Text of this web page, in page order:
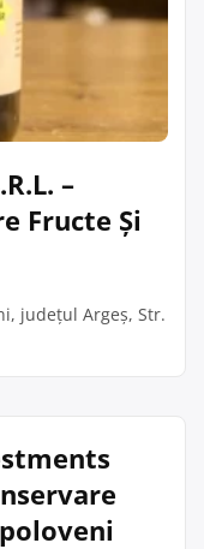
–
Fructe Și
județul Argeș, Str.